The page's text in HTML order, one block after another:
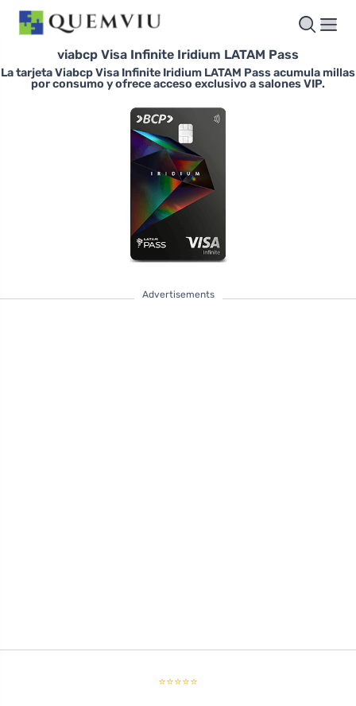
viabcp Visa Infinite Iridium LATAM Pass
La tarjeta Viabcp Visa Infinite Iridium LATAM Pass acumula millas
por consumo y ofrece acceso exclusivo a salones VIP.
Advertisements
⭐⭐⭐⭐⭐